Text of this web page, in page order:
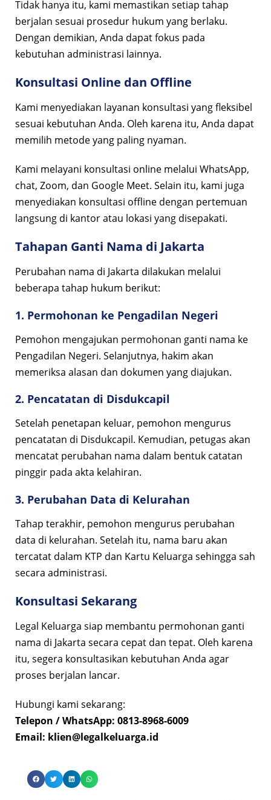
Tidak hanya itu, kami memastikan setiap tahap
berjalan sesuai prosedur hukum yang berlaku.
Dengan demikian, Anda dapat fokus pada
kebutuhan administrasi lainnya.
Konsultasi Online dan Offline
Kami menyediakan layanan konsultasi yang fleksibel
sesuai kebutuhan Anda. Oleh karena itu, Anda dapat
memilih metode yang paling nyaman.
Kami melayani konsultasi online melalui WhatsApp,
chat, Zoom, dan Google Meet. Selain itu, kami juga
menyediakan konsultasi offline dengan pertemuan
langsung di kantor atau lokasi yang disepakati.
Tahapan Ganti Nama di Jakarta
Perubahan nama di Jakarta dilakukan melalui
beberapa tahap hukum berikut:
1. Permohonan ke Pengadilan Negeri
Pemohon mengajukan permohonan ganti nama ke
Pengadilan Negeri. Selanjutnya, hakim akan
memeriksa alasan dan dokumen yang diajukan.
2. Pencatatan di Disdukcapil
Setelah penetapan keluar, pemohon mengurus
pencatatan di Disdukcapil. Kemudian, petugas akan
mencatat perubahan nama dalam bentuk catatan
pinggir pada akta kelahiran.
3. Perubahan Data di Kelurahan
Tahap terakhir, pemohon mengurus perubahan
data di kelurahan. Setelah itu, nama baru akan
tercatat dalam KTP dan Kartu Keluarga sehingga sah
secara administrasi.
Konsultasi Sekarang
Legal Keluarga siap membantu permohonan ganti
nama di Jakarta secara cepat dan tepat. Oleh karena
itu, segera konsultasikan kebutuhan Anda agar
proses berjalan lancar.
Hubungi kami sekarang:
Telepon / WhatsApp: 0813-8968-6009
Email: klien@legalkeluarga.id